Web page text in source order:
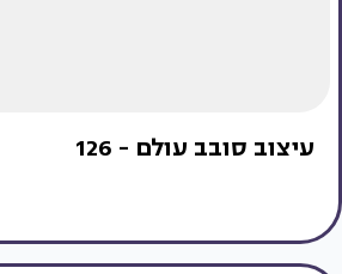
עיצוב סובב עולם - 126